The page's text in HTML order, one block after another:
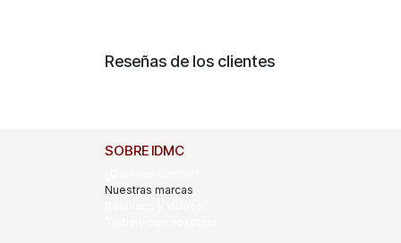
Reseñas de los clientes
SOBRE IDMC
Nuestras marcas